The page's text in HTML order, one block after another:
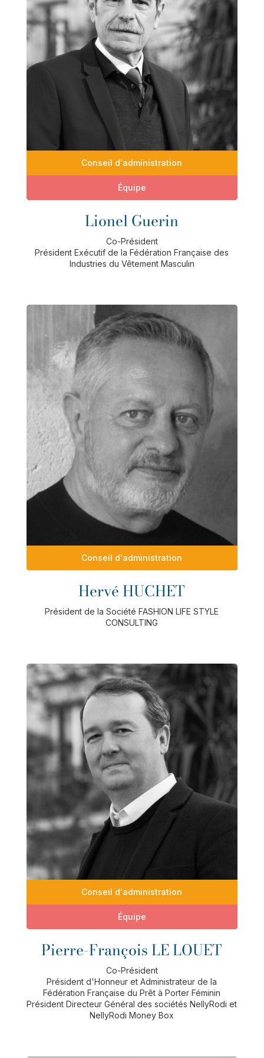
Conseil d'administration
Équipe
Lionel Guerin
Co-Président
Président Exécutif de la Fédération Française des
Industries du Vêtement Masculin
Conseil d'administration
Hervé HUCHET
Président de la Société FASHION LIFE STYLE
CONSULTING
Conseil d'administration
Équipe
Pierre-François LE LOUET
Co-Président
Président d'Honneur et Administrateur de la
Fédération Française du Prêt à Porter Féminin
Président Directeur Général des sociétés NellyRodi et
NellyRodi Money Box